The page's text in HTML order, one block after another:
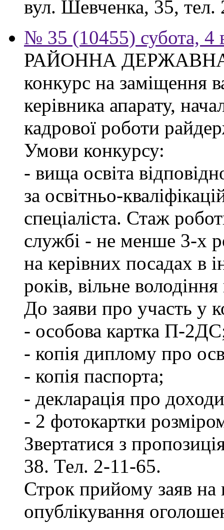
вул. Шевченка, 35, тел.
№ 35 (10455) субота, 4
РАЙОННА ДЕРЖАВНА
конкурс на заміщення
керівника апарату,
кадрової роботи
Умови конкурсу:
- вища освіта
за освітньо-
спеціаліста. Стаж
службі - не менше 3-х
на керівних посадах в
років, вільне
До заяви про участь у
- особова картка П-
- копія диплому про
- копія паспорта;
- декларація про
- 2 фотокартки
Звертатися з
38. Тел. 2-11-65.
Строк прийому заяв на
опублікування